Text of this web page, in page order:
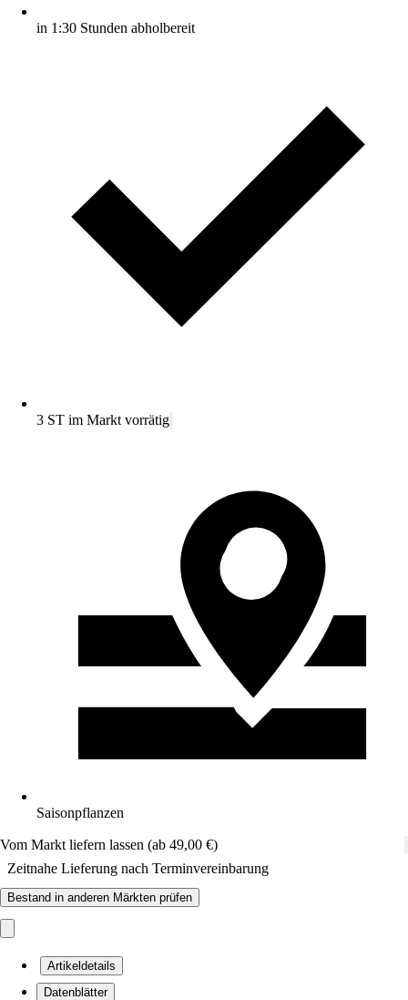
in 1:30 Stunden abholbereit
3 ST im Markt vorrätig
Saisonpflanzen
Vom Markt liefern lassen (ab 49,00 €)
Zeitnahe Lieferung nach Terminvereinbarung
Bestand in anderen Märkten prüfen
Artikeldetails
Datenblätter